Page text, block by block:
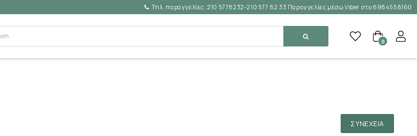
Τηλ. παραγγελίες:210 5778232-210 577 82 33 Παραγγελίες μέσω Viber στο 6984558160
0
ΣΥΝΈΧΕΙΑ